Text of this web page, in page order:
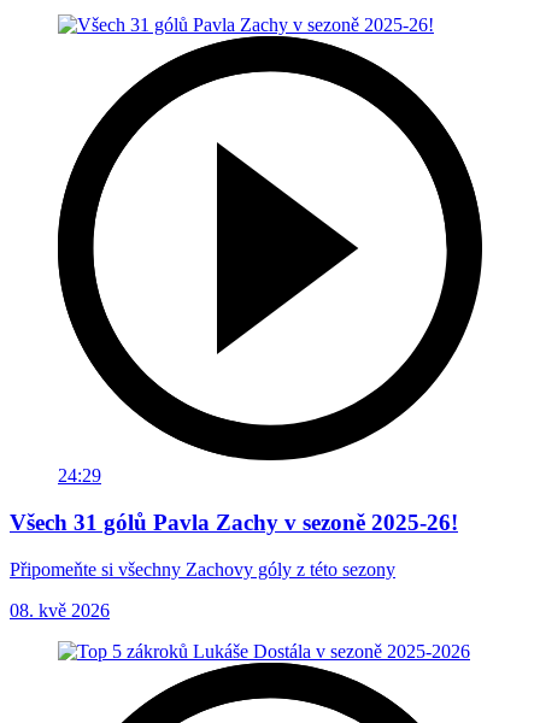
24:29
Všech 31 gólů Pavla Zachy v sezoně 2025-26!
Připomeňte si všechny Zachovy góly z této sezony
08. kvě 2026